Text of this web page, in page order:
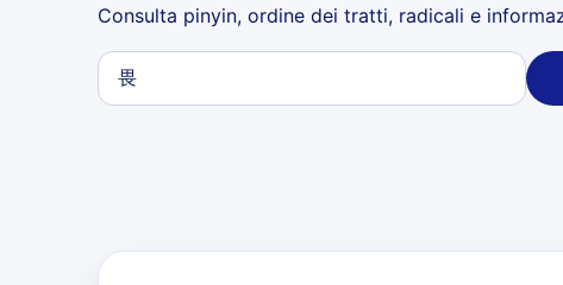
Consulta pinyin, ordine dei tratti, radicali e